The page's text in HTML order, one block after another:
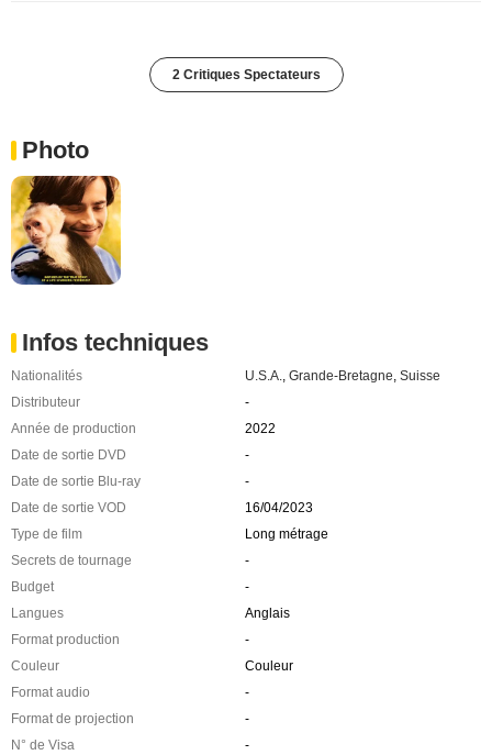
2 Critiques Spectateurs
Photo
Infos techniques
Nationalités U.S.A., Grande-Bretagne, Suisse
Distributeur
-
Année de production
2022
Date de sortie DVD
-
Date de sortie Blu-ray
-
Date de sortie VOD
16/04/2023
Type de film
Long métrage
Secrets de tournage
-
Budget
-
Langues
Anglais
Format production
-
Couleur
Couleur
Format audio
-
Format de projection
-
N° de Visa
-